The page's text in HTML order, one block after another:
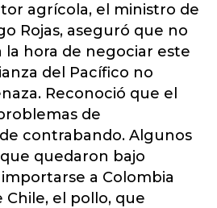
agrícola, el ministro de
Rojas, aseguró que no
la hora de negociar este
del Pacífico no
Reconoció que el
de
contrabando. Algunos
quedaron bajo
a Colombia
Chile, el pollo, que